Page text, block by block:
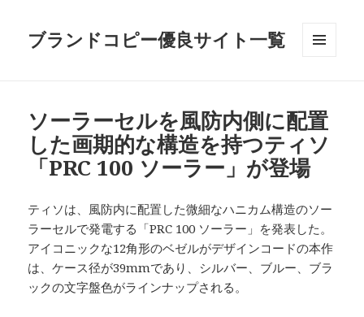
ブランドコピー優良サイト一覧
ット
ソーラーセルを風防内側に配置
した画期的な構造を持つティソ
「PRC 100 ソーラー」が登場
ティソは、風防内に配置した微細なハニカム構造のソー
ラーセルで発電する「PRC 100 ソーラー」を発表した。
アイコニックな12角形のベゼルがデザインコードの本作
は、ケース径が39mmであり、シルバー、ブルー、ブラ
ックの文字盤色がラインナップされる。